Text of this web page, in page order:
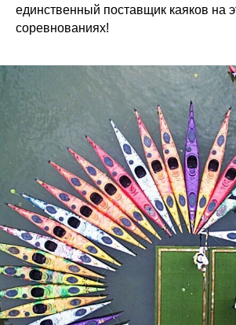
единственный поставщик каяков на
соревнованиях!